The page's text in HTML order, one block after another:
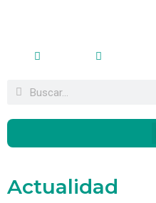
Actualidad